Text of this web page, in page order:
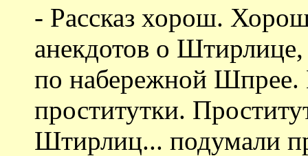
- Рассказ хорош.
анекдотов о
по набережной Шпрее.
проститутки.
Штирлиц... подумали